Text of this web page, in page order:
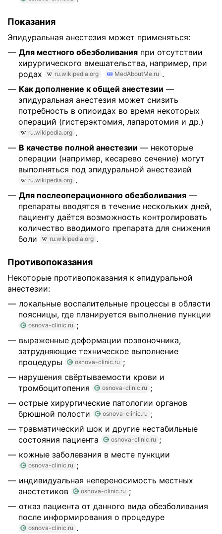
Показания
Эпидуральная анестезия может применяться:
Для местного обезболивания при отсутствии
хирургического вмешательства, например, при
родах
ru.wikipedia.org MedAboutMe.ru .
Как дополнение к общей анестезии —
эпидуральная анестезия может снизить
потребность в опиоидах во время некоторых
операций (гистерэктомия, лапаротомия и др.)
ru.wikipedia.org .
В качестве полной анестезии — некоторые
операции (например, кесарево сечение) могут
выполняться под эпидуральной анестезией
ru.wikipedia.org .
Для послеоперационного обезболивания —
препараты вводятся в течение нескольких дней,
пациенту даётся возможность контролировать
количество вводимого препарата для снижения
боли
ru.wikipedia.org .
Противопоказания
Некоторые противопоказания к эпидуральной
анестезии:
локальные воспалительные процессы в области
поясницы, где планируется выполнение пункции
osnova-clinic.ru ;
выраженные деформации позвоночника,
затрудняющие техническое выполнение
процедуры
osnova-clinic.ru ;
нарушения свёртываемости крови и
тромбоцитопения
osnova-clinic.ru ;
острые хирургические патологии органов
брюшной полости
osnova-clinic.ru ;
травматический шок и другие нестабильные
состояния пациента
osnova-clinic.ru ;
кожные заболевания в месте пункции
osnova-clinic.ru ;
индивидуальная непереносимость местных
анестетиков
osnova-clinic.ru ;
отказ пациента от данного вида обезболивания
после информирования о процедуре
osnova-clinic.ru .